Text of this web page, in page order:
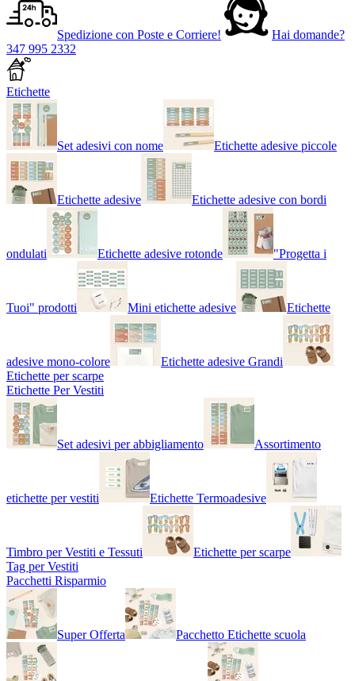
Spedizione con Poste e Corriere!
Hai domande?
347 995 2332
Etichette
Set adesivi con nome Etichette adesive piccole
Etichette adesive Etichette adesive con bordi
ondulati Etichette adesive rotonde "Progetta i
Tuoi" prodotti Mini etichette adesive Etichette
adesive mono-colore
Etichette adesive Grandi
Etichette per scarpe
Etichette Per Vestiti
Set adesivi per abbigliamento Assortimento
etichette per vestiti Etichette Termoadesive
Timbro per Vestiti e Tessuti
Etichette per scarpe
Tag per Vestiti
Pacchetti Risparmio
Super Offerta Pacchetto Etichette scuola